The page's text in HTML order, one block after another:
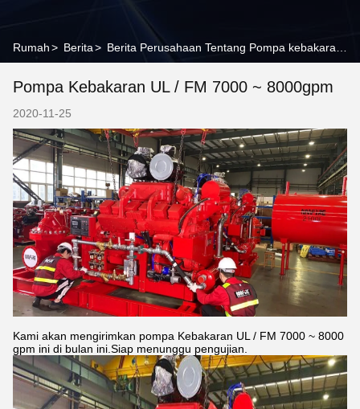
Rumah> Berita>
Pompa Kebakaran UL / FM 7000 ~ 8000gpm
2020-11-25
Kami akan mengirimkan pompa Kebakaran UL / FM 7000 ~ 8000
gpm ini di bulan ini.Siap menunggu pengujian.